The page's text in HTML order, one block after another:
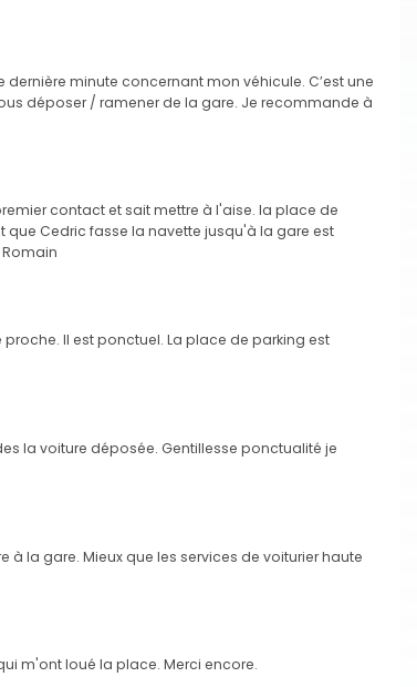
minute concernant mon véhicule. C’est une
déposer / ramener de la gare. Je recommande à
contact et sait mettre à l'aise. la place de
que Cedric fasse la navette jusqu'à la gare est
Il est ponctuel. La place de parking est
la voiture déposée. Gentillesse ponctualité je
à la gare. Mieux que les services de voiturier haute
m'ont loué la place. Merci encore.